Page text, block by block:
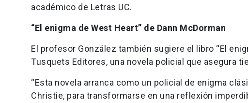
académico de Letras UC.
“El enigma de West Heart” de Dann McDorman
El profesor González también sugiere el libro “El
Tusquets Editores, una novela policial que asegura
“Esta novela arranca como un policial de enigma
Christie, para transformarse en una reflexión